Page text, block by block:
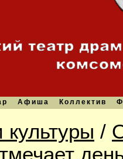
Афиша Коллектив
культуры /